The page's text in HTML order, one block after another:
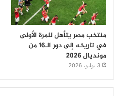
منتخب مصر يتأهل للمرة الأولى
في تاريخه إلى دور الـ16 من
مونديال 2026
3 يوليو، 2026